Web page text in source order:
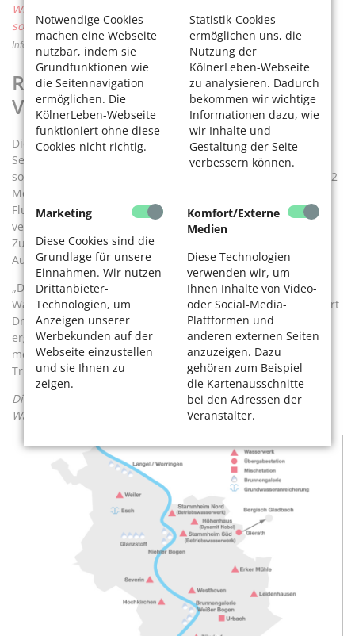
Notwendige Cookies
machen eine Webseite
nutzbar, indem sie
Grundfunktionen wie
die Seitennavigation
ermöglichen. Die
KölnerLeben-Webseite
funktioniert ohne diese
Cookies nicht richtig.
Statistik-Cookies
ermöglichen uns, die
Nutzung der
KölnerLeben-Webseite
zu analysieren. Dadurch
bekommen wir wichtige
Informationen dazu, wie
wir Inhalte und
Gestaltung der Seite
verbessern können.
Marketing
Diese Cookies sind die
Grundlage für unsere
Einnahmen. Wir nutzen
Drittanbieter-
Technologien, um
Anzeigen unserer
Werbekunden auf der
Webseite einzustellen
und sie Ihnen zu
zeigen.
Komfort/Externe
Medien
Diese Technologien
verwenden wir, um
Ihnen Inhalte von Video-
oder Social-Media-
Plattformen und
anderen externen Seiten
anzuzeigen. Dazu
gehören zum Beispiel
die Kartenausschnitte
bei den Adressen der
Veranstalter.
Wir haben Ihnen eine Übersicht mit nützlichen Tipps zum
sorgsamen Umgang mit Wasser zusammengestellt.
Informationen klicken sie hier.
Rechts- und linksrheinische
Versorgung wächst zusammen
Die bislang strikt getrennten Trinkwassernetze zu beiden
Seiten des Rheins sind seit Anfang Mai durch einen
sogenannten Düker miteinander verbunden. Das ist eine 722
Meter lange Druckleitung, die gut zehn Meter unter dem
Flussbett zwischen den Stadtteilen Poll und Marienburg
verläuft. Die Verbindung der beiden Wassernetze sichert in
Zukunft die stadtweite Versorgung durch eine gleichmäßige
Auslastung des gesamten Frischwassersystems.
„Dies zahlt sich besonders an heißen Tagen mit hohem
Wasserbedarf für die Bürgerinnen und Bürger aus“, erläutert
Dr. Andreas Cerbe, Netzvorstand der RheinEnergie. Und
ergänzt, dass die Verbindung der beiden Netze keinen
merklichen Einfluss auf die Trinkwasserbeschaffenheit und
Trinkwasserqualität haben werde.
Die Analysen zum
linksrheinischenundrechtsrheinischen
Wasser können sie hier anklicken.